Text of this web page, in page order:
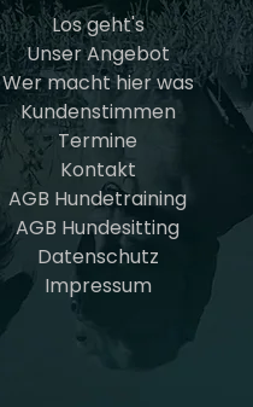
Los geht's
Unser Angebot
Wer macht hier was
Kundenstimmen
Termine
Kontakt
AGB Hundetraining
AGB Hundesitting
Datenschutz
Impressum